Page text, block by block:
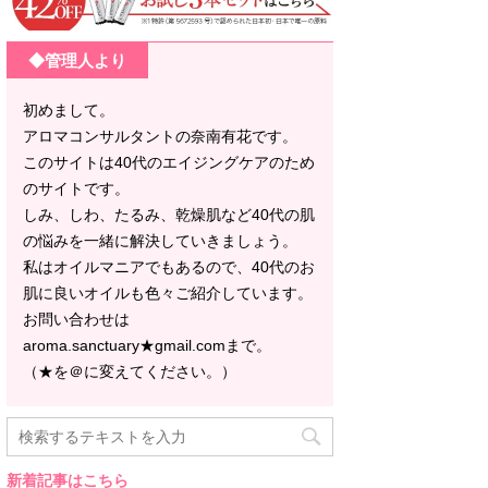
◆管理人より
初めまして。
アロマコンサルタントの奈南有花です。
このサイトは40代のエイジングケアのため
のサイトです。
しみ、しわ、たるみ、乾燥肌など40代の肌
の悩みを一緒に解決していきましょう。
私はオイルマニアでもあるので、40代のお
肌に良いオイルも色々ご紹介しています。
お問い合わせは
aroma.sanctuary★gmail.comまで。
（★を＠に変えてください。）
新着記事はこちら